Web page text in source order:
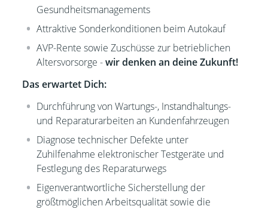
Gesundheitsmanagements
Attraktive Sonderkonditionen beim Autokauf
AVP-Rente sowie Zuschüsse zur betrieblichen
Altersvorsorge -wir denken an deine Zukunft!
Das erwartet Dich:
Durchführung von Wartungs-, Instandhaltungs-
und Reparaturarbeiten an Kundenfahrzeugen
Diagnose technischer Defekte unter
Zuhilfenahme elektronischer Testgeräte und
Festlegung des Reparaturwegs
Eigenverantwortliche Sicherstellung der
größtmöglichen Arbeitsqualität sowie die